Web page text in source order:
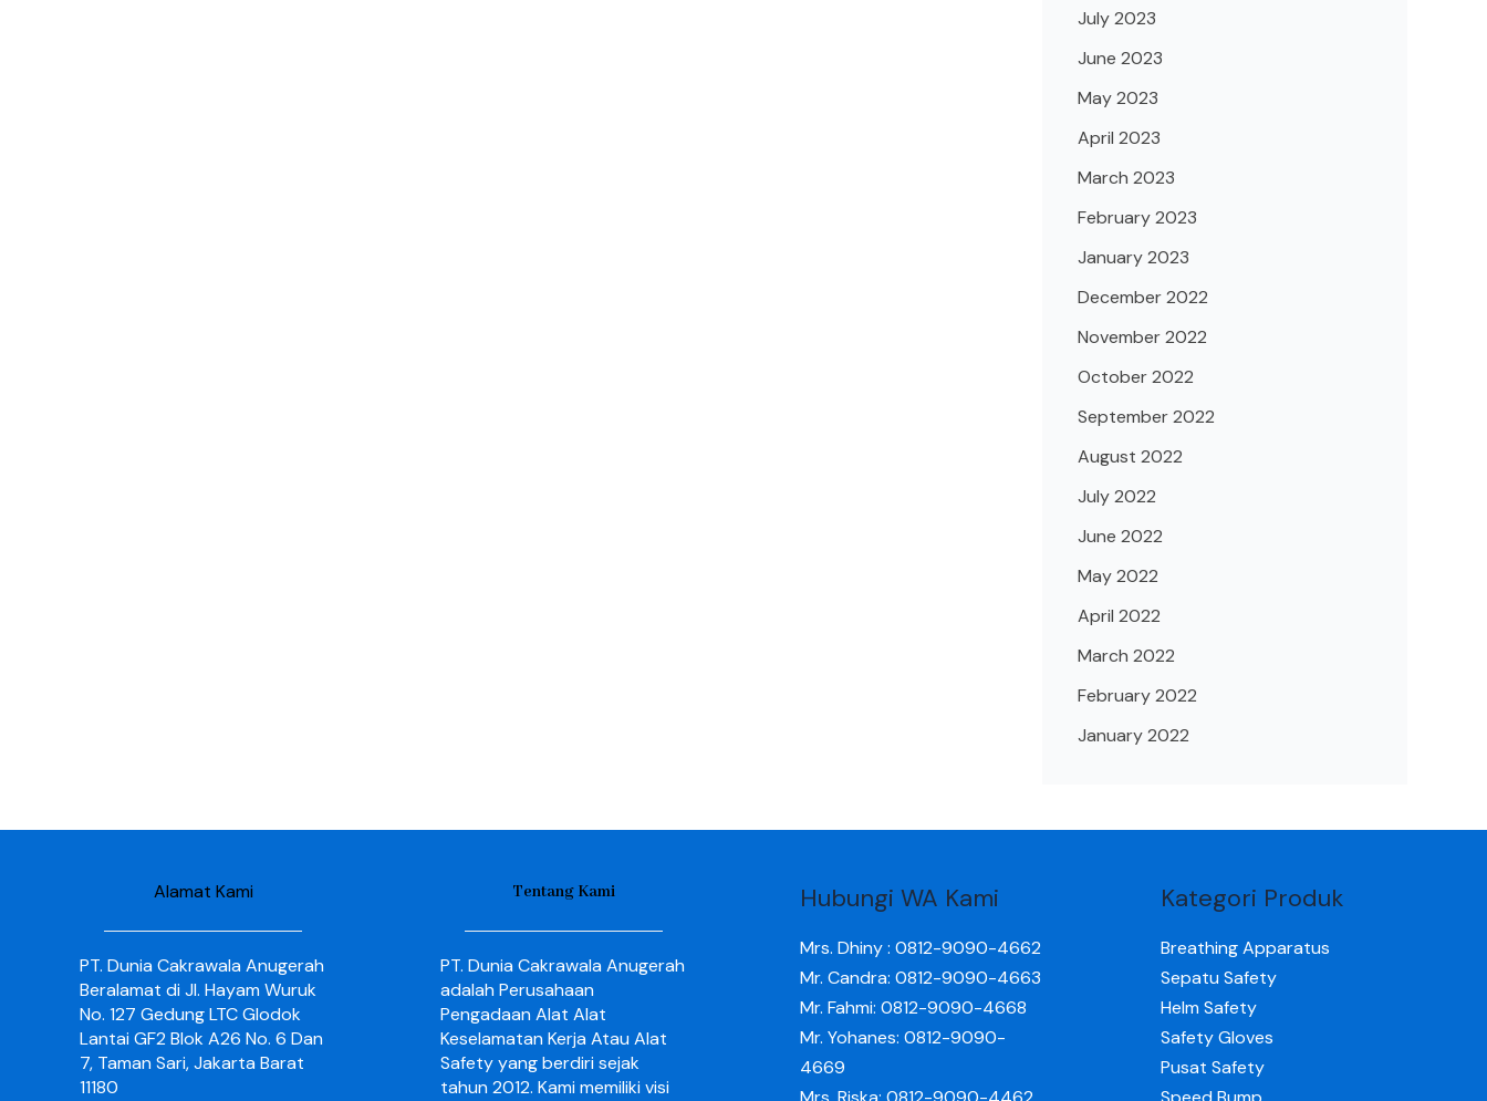
July 2023
June 2023
May 2023
April 2023
March 2023
February 2023
January 2023
December 2022
November 2022
October 2022
September 2022
August 2022
July 2022
June 2022
May 2022
April 2022
March 2022
February 2022
January 2022
Alamat Kami
PT. Dunia Cakrawala Anugerah
Beralamat di Jl. Hayam Wuruk
No. 127 Gedung LTC Glodok
Lantai GF2 Blok A26 No. 6 Dan
7, Taman Sari, Jakarta Barat
11180
Tentang Kami
PT. Dunia Cakrawala Anugerah
adalah Perusahaan
Pengadaan Alat Alat
Keselamatan Kerja Atau Alat
Safety yang berdiri sejak
tahun 2012. Kami memiliki visi
Hubungi WA Kami
Mrs. Dhiny : 0812-9090-4662
Mr. Candra: 0812-9090-4663
Mr. Fahmi: 0812-9090-4668
Mr. Yohanes: 0812-9090-
4669
Kategori Produk
Breathing Apparatus
Sepatu Safety
Helm Safety
Safety Gloves
Pusat Safety